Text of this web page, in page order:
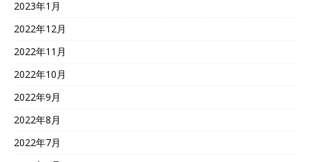
2023年1月
2022年12月
2022年11月
2022年10月
2022年9月
2022年8月
2022年7月